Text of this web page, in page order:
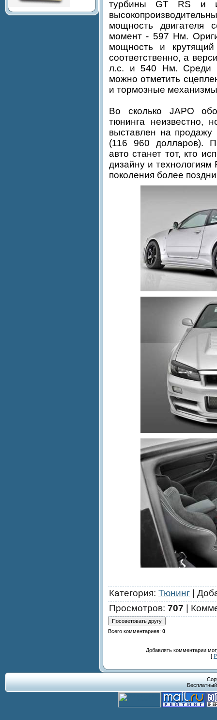
турбины GT RS и
мощность двигателя
момент - 597 Нм.
мощность и
соответственно, а
л.с. и 540 Нм. Среди
можно отметить
и тормозные
Во сколько JAPO
тюнинга неизвестно,
выставлен на
(116 960 долларов).
авто станет тот, кто
дизайну и технологиям
поколения более
Категория: Тюнинг |
Просмотров: 707 |
Всего комментариев: 0
Добавлять комментарии
[